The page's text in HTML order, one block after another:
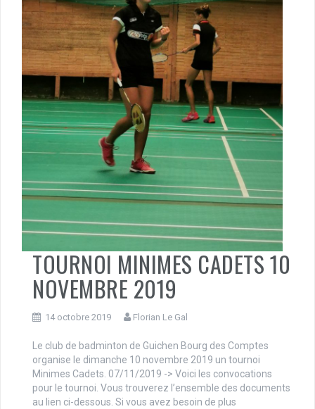
TOURNOI MINIMES CADETS 10
NOVEMBRE 2019
14 octobre 2019 Florian Le Gal
Le club de badminton de Guichen Bourg des Comptes
organise le dimanche 10 novembre 2019 un tournoi
Minimes Cadets. 07/11/2019 -> Voici les convocations
pour le tournoi. Vous trouverez l’ensemble des documents
au lien ci-dessous. Si vous avez besoin de plus